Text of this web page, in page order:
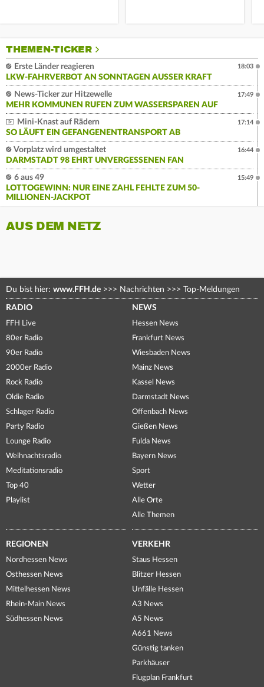
THEMEN-TICKER
Erste Länder reagieren
LKW-FAHRVERBOT AN SONNTAGEN AUSSER KRAFT
18:03
News-Ticker zur Hitzewelle
MEHR KOMMUNEN RUFEN ZUM WASSERSPAREN AUF
17:49
Mini-Knast auf Rädern
SO LÄUFT EIN GEFANGENENTRANSPORT AB
17:14
Vorplatz wird umgestaltet
DARMSTADT 98 EHRT UNVERGESSENEN FAN
16:44
6 aus 49
LOTTOGEWINN: NUR EINE ZAHL FEHLTE ZUM 50-
MILLIONEN-JACKPOT
15:49
AUS DEM NETZ
Du bist hier: www.FFH.de >>> Nachrichten >>> Top-Meldungen
RADIO
FFH Live
80er Radio
90er Radio
2000er Radio
Rock Radio
Oldie Radio
Schlager Radio
Party Radio
Lounge Radio
Weihnachtsradio
Meditationsradio
Top 40
Playlist
NEWS
Hessen News
Frankfurt News
Wiesbaden News
Mainz News
Kassel News
Darmstadt News
Offenbach News
Gießen News
Fulda News
Bayern News
Sport
Wetter
Alle Orte
Alle Themen
REGIONEN
Nordhessen News
Osthessen News
Mittelhessen News
Rhein-Main News
Südhessen News
VERKEHR
Staus Hessen
Blitzer Hessen
Unfälle Hessen
A3 News
A5 News
A661 News
Günstig tanken
Parkhäuser
Flugplan Frankfurt